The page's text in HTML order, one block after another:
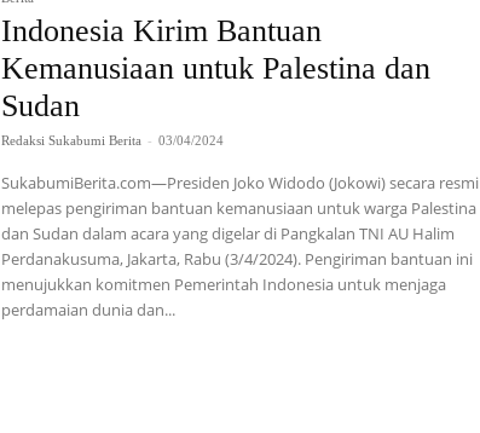
Indonesia Kirim Bantuan
Kemanusiaan untuk Palestina dan
Sudan
Redaksi Sukabumi Berita - 03/04/2024
SukabumiBerita.com—Presiden Joko Widodo (Jokowi) secara resmi
melepas pengiriman bantuan kemanusiaan untuk warga Palestina
dan Sudan dalam acara yang digelar di Pangkalan TNI AU Halim
Perdanakusuma, Jakarta, Rabu (3/4/2024). Pengiriman bantuan ini
menujukkan komitmen Pemerintah Indonesia untuk menjaga
perdamaian dunia dan...